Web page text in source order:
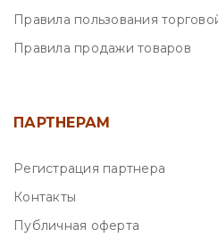
Правила пользования
Правила продажи товаров
ПАРТНЕРАМ
Регистрация партнера
Контакты
Публичная оферта